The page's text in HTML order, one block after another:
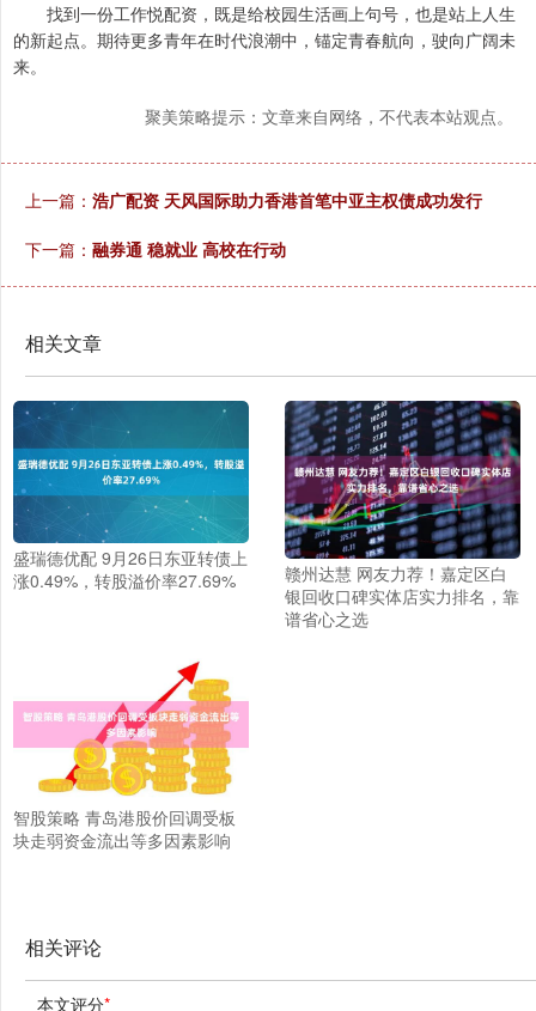
找到一份工作悦配资，既是给校园生活画上句号，也是站上人生
的新起点。期待更多青年在时代浪潮中，锚定青春航向，驶向广阔未
来。
聚美策略提示：文章来自网络，不代表本站观点。
上一篇： 浩广配资 天风国际助力香港首笔中亚主权债成功发行
下一篇： 融券通 稳就业 高校在行动
相关文章
盛瑞德优配 9月26日东亚转债上
涨0.49%，转股溢价率27.69%
赣州达慧 网友力荐！嘉定区白
银回收口碑实体店实力排名，靠
谱省心之选
智股策略 青岛港股价回调受板
块走弱资金流出等多因素影响
相关评论
本文评分*